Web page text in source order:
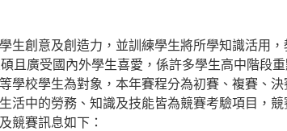
生創意及創造力，並訓練學生將所學知識活用
且廣受國內外學生喜愛，係許多學生高中階段重
學校學生為對象，本年賽程分為初賽、複賽、
活中的勞務、知識及技能皆為競賽考驗項目，
競賽訊息如下：